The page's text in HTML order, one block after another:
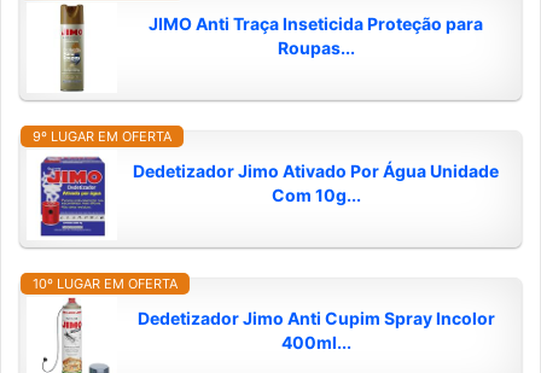
JIMO Anti Traça Inseticida Proteção para
Roupas...
9º LUGAR EM OFERTA
Dedetizador Jimo Ativado Por Água Unidade
Com 10g...
10º LUGAR EM OFERTA
Dedetizador Jimo Anti Cupim Spray Incolor
400ml...